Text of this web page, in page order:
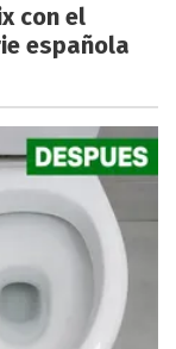
con el
española